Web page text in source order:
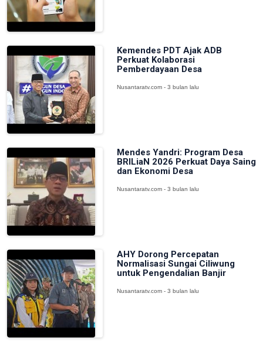
Kemendes PDT Ajak ADB
Perkuat Kolaborasi
Pemberdayaan Desa
Nusantaratv.com - 3 bulan lalu
Mendes Yandri: Program Desa
BRILiaN 2026 Perkuat Daya Saing
dan Ekonomi Desa
Nusantaratv.com - 3 bulan lalu
AHY Dorong Percepatan
Normalisasi Sungai Ciliwung
untuk Pengendalian Banjir
Nusantaratv.com - 3 bulan lalu